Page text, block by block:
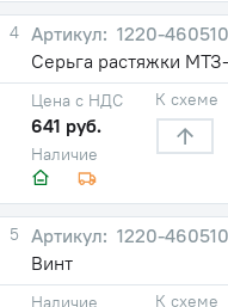
4
1220-
Серьга растяжки
Наличие
Цена с НДС
641 руб.
К схеме
5
1220-
Винт
Наличие
К схеме